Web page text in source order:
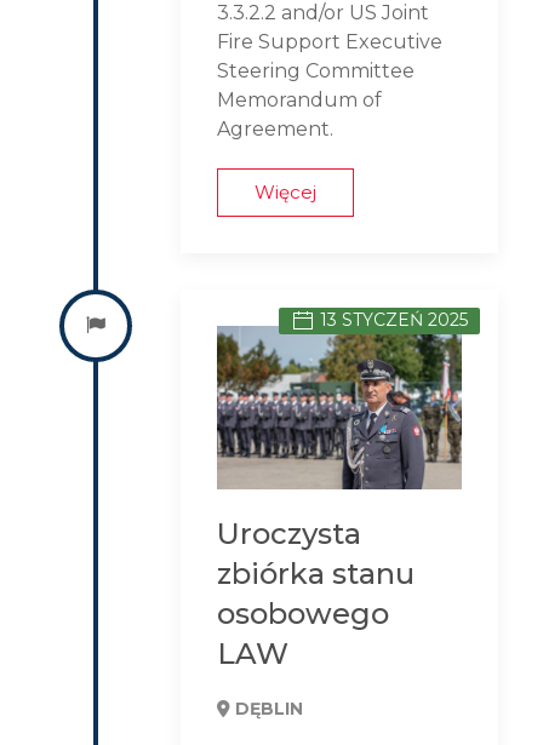
3.3.2.2 and/or US Joint
Fire Support Executive
Steering Committee
Memorandum of
Agreement.
Więcej
Uroczysta
zbiórka stanu
osobowego
LAW
DĘBLIN
13 STYCZEŃ 2025